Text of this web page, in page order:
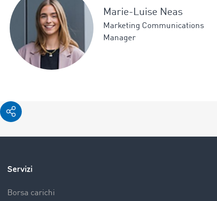
Marie-Luise Neas
Marketing Communications
Manager
Servizi
Borsa carichi